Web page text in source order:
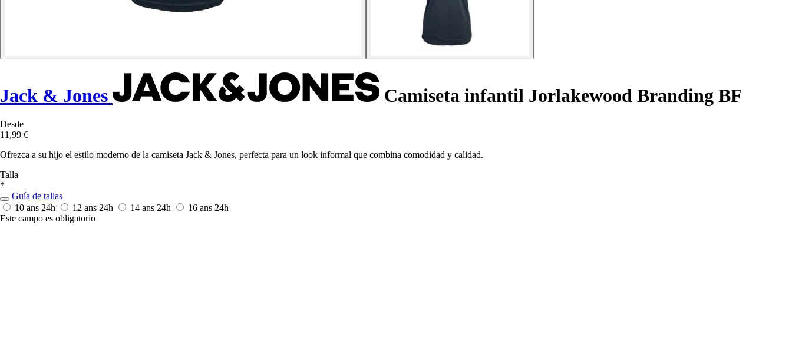
Jack & Jones Camiseta infantil Jorlakewood Branding BF
Desde
11,99 €
Ofrezca a su hijo el estilo moderno de la camiseta Jack & Jones, perfecta para un look informal que combina comodidad y calidad.
Talla
*
Guía de tallas
10 ans 24h 12 ans 24h 14 ans 24h 16 ans 24h
Este campo es obligatorio